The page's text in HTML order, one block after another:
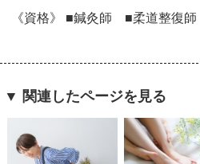
《資格》 ■鍼灸師 ■柔道整復師
▼ 関連したページを見る